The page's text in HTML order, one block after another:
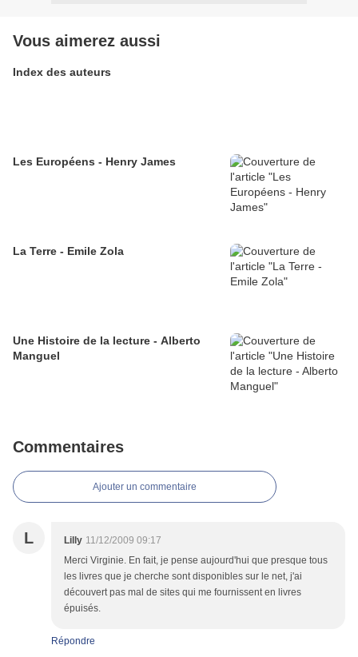
Vous aimerez aussi
Index des auteurs
Les Européens - Henry James
La Terre - Emile Zola
Une Histoire de la lecture - Alberto
Manguel
Commentaires
Ajouter un commentaire
L Lilly 11/12/2009 09:17
Merci Virginie. En fait, je pense aujourd'hui que presque tous
les livres que je cherche sont disponibles sur le net, j'ai
découvert pas mal de sites qui me fournissent en livres
épuisés.
Répondre